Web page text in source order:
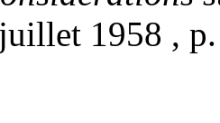
1958 ,